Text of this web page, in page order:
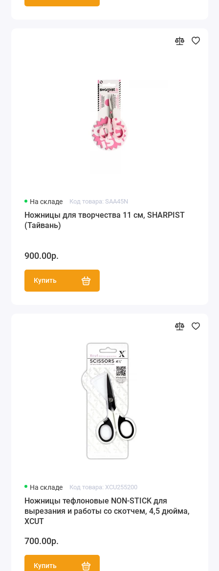
На складе Код товара: SAA45N
Ножницы для творчества 11 см, SHARPIST
(Тайвань)
900.00р.
Купить
На складе Код товара: XCU255200
Ножницы тефлоновые NON-STICK для
вырезания и работы со скотчем, 4,5 дюйма,
XCUT
700.00р.
Купить